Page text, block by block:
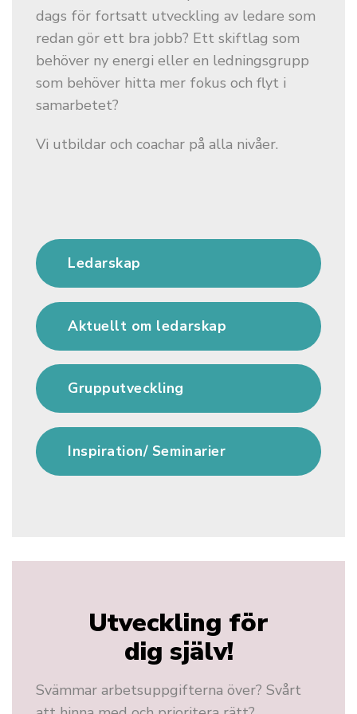
dags för fortsatt utveckling av ledare som
redan gör ett bra jobb? Ett skiftlag som
behöver ny energi eller en ledningsgrupp
som behöver hitta mer fokus och flyt i
samarbetet?
Vi utbildar och coachar på alla nivåer.
Ledarskap
Aktuellt om ledarskap
Grupputveckling
Inspiration/ Seminarier
Utveckling för
dig själv!
Svämmar arbetsuppgifterna över? Svårt